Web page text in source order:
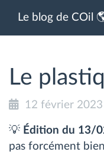
Le blog de COil
Le
12 février
💡 Édition du 13/
pas forcément